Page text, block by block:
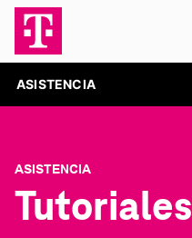
ASISTENCIA
ASISTENCIA
Tutoriales